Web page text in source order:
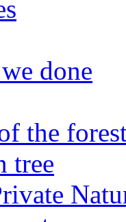
done
the
tree